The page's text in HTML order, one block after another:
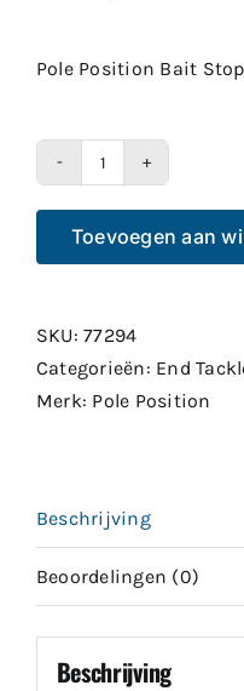
Pole Position Bait
Position
Bait
aantal
Toevoegen aan
SKU:77294
Categorieën: End
Merk: Pole Position
Beschrijving
Beoordelingen (0)
Beschrijving